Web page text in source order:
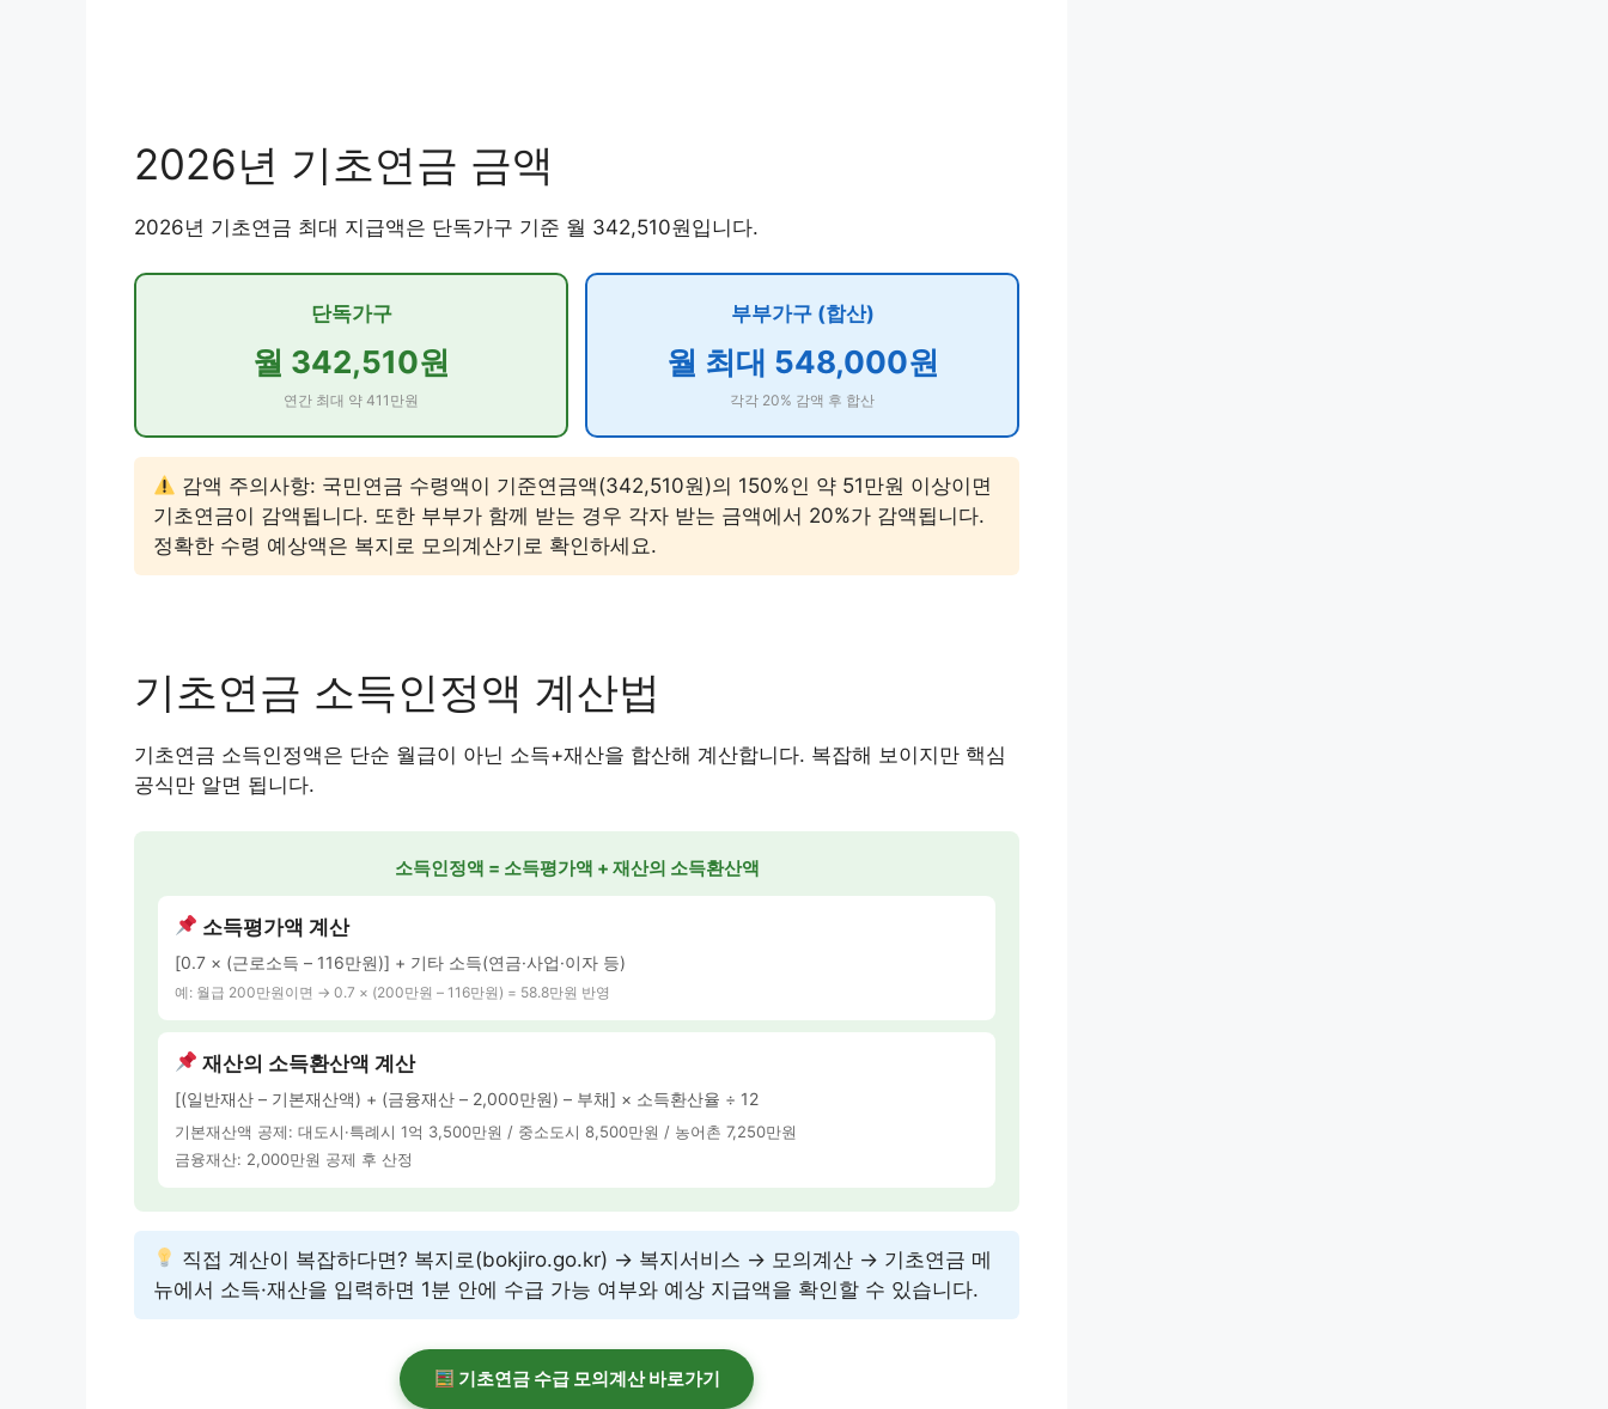
2026년 기초연금 금액
2026년 기초연금 최대 지급액은 단독가구 기준 월 342,510원입니다.
단독가구
월 342,510원
연간 최대 약 411만원
부부가구 (합산)
월 최대 548,000원
각각 20% 감액 후 합산
감액 주의사항: 국민연금 수령액이 기준연금액(342,510원)의 150%인 약 51만원 이상이면
기초연금이 감액됩니다. 또한 부부가 함께 받는 경우 각자 받는 금액에서 20%가 감액됩니다.
정확한 수령 예상액은 복지로 모의계산기로 확인하세요.
기초연금 소득인정액 계산법
기초연금 소득인정액은 단순 월급이 아닌 소득+재산을 합산해 계산합니다. 복잡해 보이지만 핵심
공식만 알면 됩니다.
소득인정액 = 소득평가액 + 재산의 소득환산액
소득평가액 계산
[0.7 × (근로소득 – 116만원)] + 기타 소득(연금·사업·이자 등)
예: 월급 200만원이면 → 0.7 × (200만원 – 116만원) = 58.8만원 반영
재산의 소득환산액 계산
[(일반재산 – 기본재산액) + (금융재산 – 2,000만원) – 부채] × 소득환산율 ÷ 12
기본재산액 공제: 대도시·특례시 1억 3,500만원 / 중소도시 8,500만원 / 농어촌 7,250만원
금융재산: 2,000만원 공제 후 산정
직접 계산이 복잡하다면? 복지로(bokjiro.go.kr) → 복지서비스 → 모의계산 → 기초연금 메
뉴에서 소득·재산을 입력하면 1분 안에 수급 가능 여부와 예상 지급액을 확인할 수 있습니다.
기초연금 수급 모의계산 바로가기